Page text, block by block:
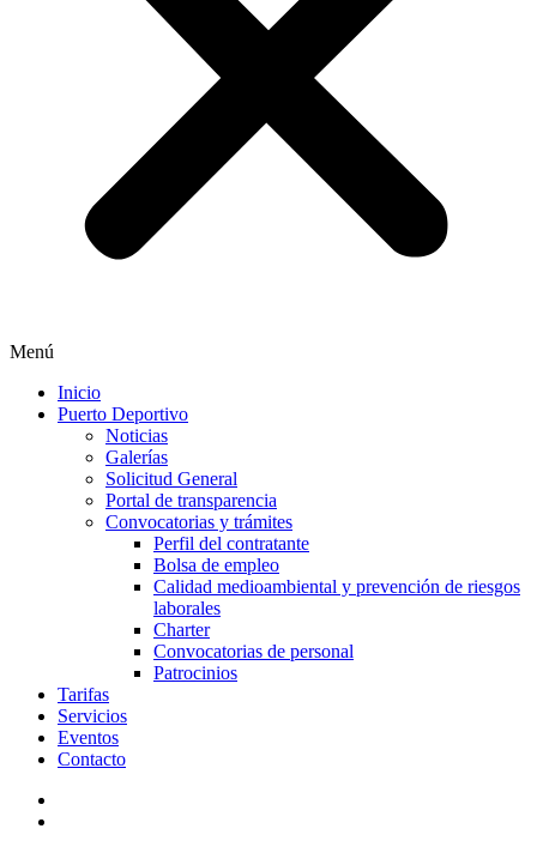
Menú
Inicio
Puerto Deportivo
Noticias
Galerías
Solicitud General
Portal de transparencia
Convocatorias y trámites
Perfil del contratante
Bolsa de empleo
Calidad medioambiental y prevención de riesgos
laborales
Charter
Convocatorias de personal
Patrocinios
Tarifas
Servicios
Eventos
Contacto